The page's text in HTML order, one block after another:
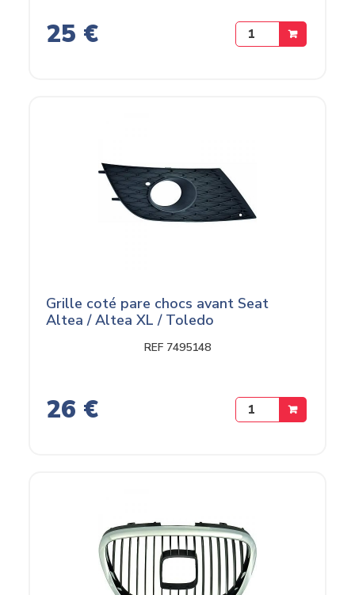
25 €
Grille coté pare chocs avant Seat
Altea / Altea XL / Toledo
REF 7495148
26 €